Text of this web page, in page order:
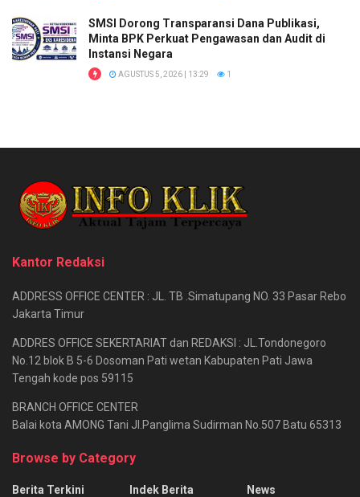
SMSI Dorong Transparansi Dana Publikasi,
Minta BPK Perkuat Pengawasan dan Audit di
Instansi Negara
AGUSTUS 5, 2026 | 13:29 1
Kantor Redaksi
ADDRESS OFFICE CENTER : JL. TB .Simatupang NO. 33 Pasar Rebo
Jakarta Timur
ADDRES OFFICE SEKERTARIAT dan REDAKSI : JL.Tondonegoro
No.12 blok B 5-6 Dosoman Pati wetan Kabupaten Pati Jawa
Tengah kode pos 59115
BRANCH OFFICE CENTER
Balai kota AMONG Tani Jl.Panglima Sudirman No.507 Batu 65313
Browse by Category
Berita Terkini
Indek Berita
News